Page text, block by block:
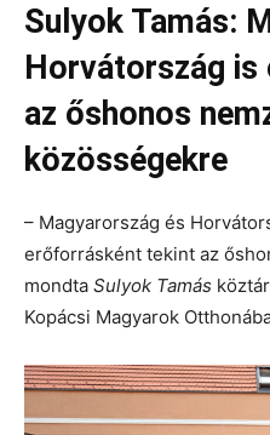
Sulyok Tamás:
Horvátország
az őshonos
közösségekre
– Magyarország és
erőforrásként tekint az
mondta Sulyok Tamás
Kopácsi Magyarok